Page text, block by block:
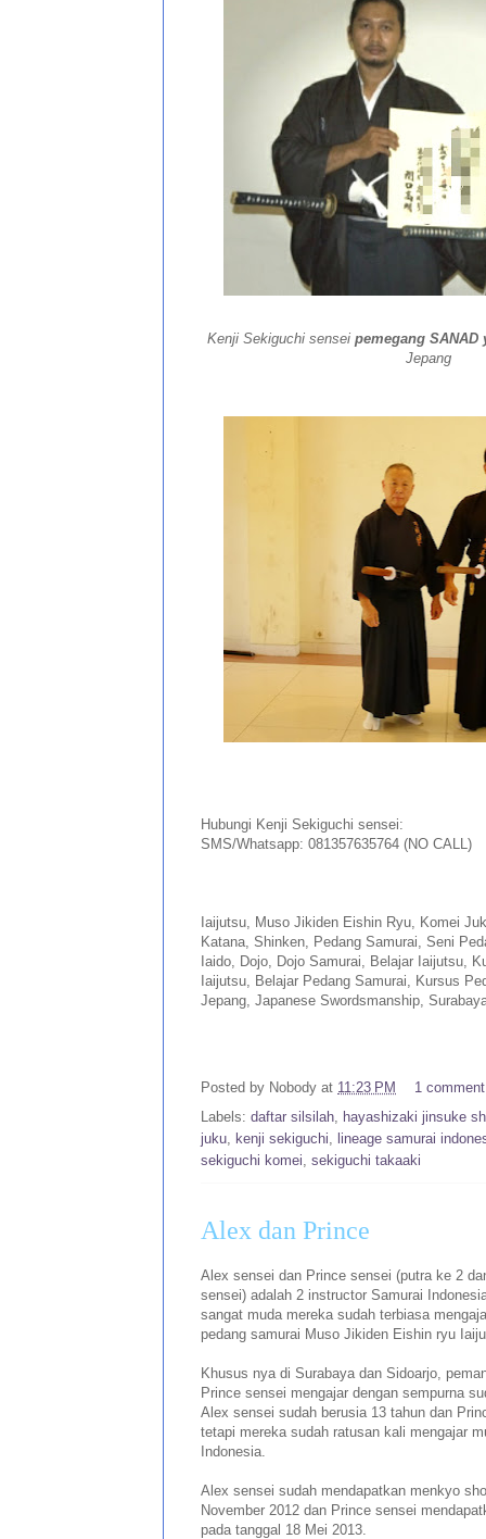
Kenji Sekiguchi sensei pemegang SANAD
Jepang
Hubungi Kenji Sekiguchi sensei:
SMS/Whatsapp: 081357635764 (NO CALL)
Iaijutsu, Muso Jikiden Eishin Ryu, Komei
Katana, Shinken, Pedang Samurai, Seni
Iaido, Dojo, Dojo Samurai, Belajar Iaijutsu,
Iaijutsu, Belajar Pedang Samurai, Kursus
Jepang, Japanese Swordsmanship,
Posted by Nobody at 11:23 PM
1
Labels: daftar silsilah hayashizaki jinsuke
juku kenji sekiguchi
lineage samurai
sekiguchi komei sekiguchi takaaki
Alex dan Prince
Alex sensei dan Prince sensei (putra ke 2
sensei) adalah 2 instructor Samurai
sangat muda mereka sudah terbiasa
pedang samurai Muso Jikiden Eishin ryu
Khusus nya di Surabaya dan Sidoarjo,
Prince sensei mengajar dengan sempurna
Alex sensei sudah berusia 13 tahun dan
tetapi mereka sudah ratusan kali mengajar
Indonesia.
Alex sensei sudah mendapatkan menkyo
November 2012 dan Prince sensei
pada tanggal 18 Mei 2013.